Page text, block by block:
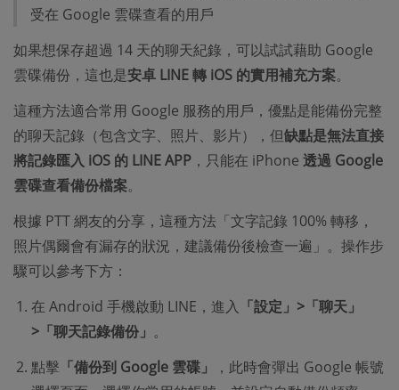
受在 Google 雲碟查看的用戶
如果想保存超過 14 天的聊天紀錄，可以試試藉助 Google
雲碟備份，這也是安卓 LINE 轉 iOS 的實用補充方案。
這種方法適合常用 Google 服務的用戶，優點是能備份完整
的聊天記錄（包含文字、照片、影片），但缺點是無法直接
將記錄匯入 iOS 的 LINE APP ，只能在 iPhone 透過 Google
雲碟查看備份檔案。
根據 PTT 網友的分享，這種方法「文字記錄 100% 轉移，
照片偶爾會有漏存的狀況，建議備份後檢查一遍」。操作步
驟可以參考下方：​
在 Android 手機啟動 LINE，進入 「設定」>「聊天」
>「聊天記錄備份」 。
點擊 「備份到 Google 雲碟」
，此時會彈出 Google 帳號